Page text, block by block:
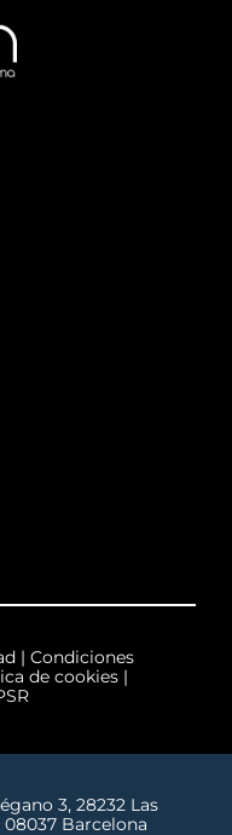
| Condiciones
de cookies|
3, 28232 Las
08037 Barcelona